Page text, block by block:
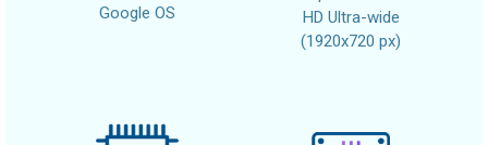
Google OS
HD Ultra-wide
(1920x720 px)